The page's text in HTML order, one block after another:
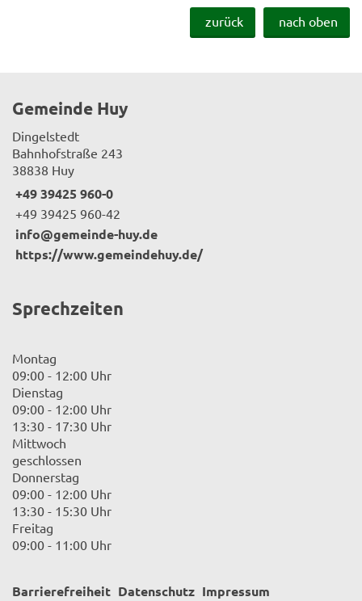
zurück nach oben
Gemeinde Huy
Dingelstedt
Bahnhofstraße 243
38838 Huy
+49 39425 960-0
+49 39425 960-42
info@gemeinde-huy.de
https://www.gemeindehuy.de/
Sprechzeiten
Montag
09:00 - 12:00 Uhr
Dienstag
09:00 - 12:00 Uhr
13:30 - 17:30 Uhr
Mittwoch
geschlossen
Donnerstag
09:00 - 12:00 Uhr
13:30 - 15:30 Uhr
Freitag
09:00 - 11:00 Uhr
Barrierefreiheit Datenschutz Impressum